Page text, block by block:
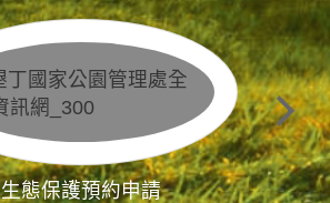
生態保護預約申請